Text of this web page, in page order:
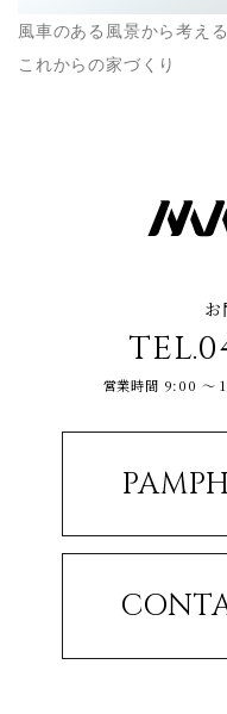
風車のある風景から考える
これからの家づくり
お
営業時間 9:00 ～